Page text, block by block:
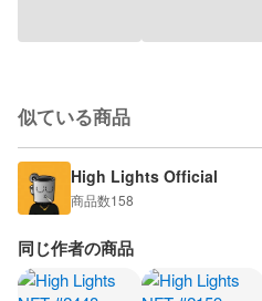
似ている商品
High Lights Official
商品数158
同じ作者の商品